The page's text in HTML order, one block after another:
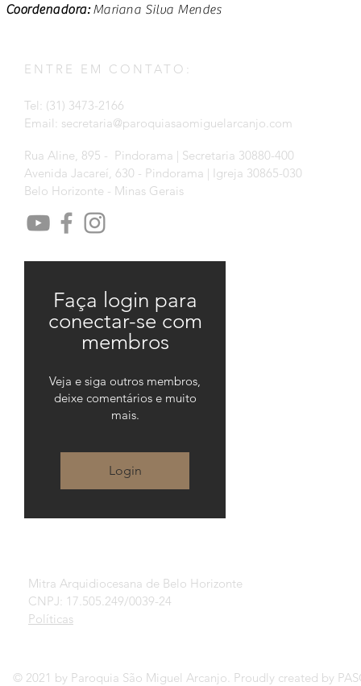
Coordenadora:Mariana Silva Mendes
ENTRE EM CONTATO:
Tel: (31) 3473-2166
Email: secretaria@paroquiasaomiguelarcanjo.com
Rua Aline, 895 - Pindorama | Secretaria 30880-400
Avenida Jacareí, 630 - Pindorama | Igreja 30865-030
Belo Horizonte - Minas Gerais
Faça login para
conectar-se com
membros
Veja e siga outros membros,
deixe comentários e muito
mais.
Login
Mitra Arquidiocesana de Belo Horizonte
CNPJ: 17.505.249/0039-24
Políticas
© 2021 by Paroquia São Miguel Arcanjo. Proudly created by